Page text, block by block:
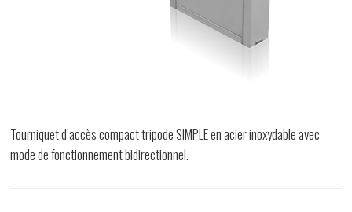
Tourniquet d’accès compact tripode SIMPLE en acier inoxydable avec
mode de fonctionnement bidirectionnel.